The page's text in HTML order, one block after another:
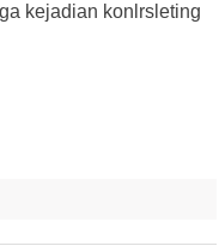
kejadian konlrsleting